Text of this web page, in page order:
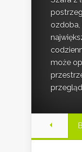
ozdoba,
może